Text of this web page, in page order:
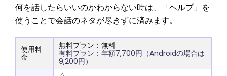
何を話したらいいのかわからない時は、「ヘルプ」を
使うことで会話のネタが尽きずに済みます。
使用料
金
無料プラン：無料
有料プラン：年額7,700円（Androidの場合は
9,200円）